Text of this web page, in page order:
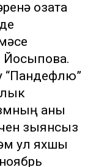
озата
Йосыпова.
“Пандефлю”
аны
зыянсыз
ул яхшы